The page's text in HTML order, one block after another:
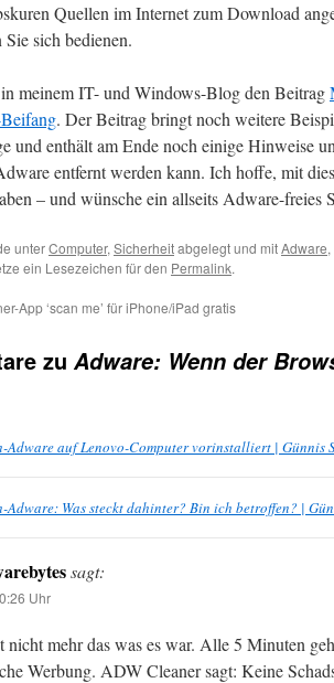
Quellen im Internet zum Download
sich bedienen.
meinem IT- und Windows-Blog den Beitrag
. Der Beitrag bringt noch weitere
und enthält am Ende noch einige Hinweise
entfernt werden kann. Ich hoffe, mit
– und wünsche ein allseits Adware-freies
unterComputer, Sicherheitabgelegt und mitAdware,
ein Lesezeichen für den Permalink.
App ‘scan me’ für iPhone/iPad gratis
zu Adware: Wenn der
Adware auf Lenovo-Computer vorinstalliert | Günnis
Adware: Was steckt dahinter? Bin ich betroffen? |
sagt:
Uhr
nicht mehr das was es war. Alle 5 Minuten
Werbung. ADW Cleaner sagt: Keine